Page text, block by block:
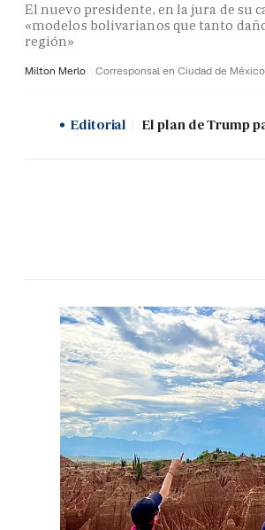
El nuevo presidente, en la jura de su
«modelos bolivarianos que tanto
región»
Milton Merlo Corresponsal en Ciudad de México
Editorial El plan de Trump